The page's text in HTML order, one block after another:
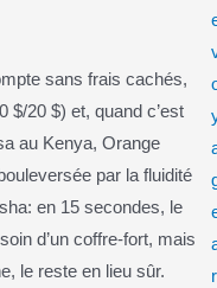
sans frais cachés,
$/20 $) et, quand c’est
au Kenya, Orange
par la fluidité
en 15 secondes, le
d’un coffre-fort, mais
le reste en lieu sûr.